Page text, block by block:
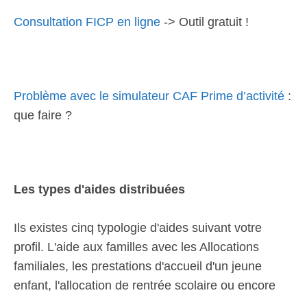
Consultation FICP en ligne -> Outil gratuit !
Problème avec le simulateur CAF Prime d’activité :
que faire ?
Les types d'aides distribuées
Ils existes cinq typologie d'aides suivant votre
profil. L'aide aux familles avec les Allocations
familiales, les prestations d'accueil d'un jeune
enfant, l'allocation de rentrée scolaire ou encore